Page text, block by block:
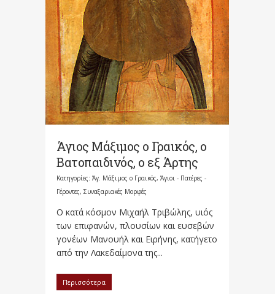
Άγιος Μάξιμος ο Γραικός, ο
Βατοπαιδινός, ο εξ Άρτης
Κατηγορίες: Άγ. Μάξιμος ο Γραικός, Άγιοι - Πατέρες -
Γέροντες, Συναξαριακές Μορφές
Ο κατά κόσμον Μιχαήλ Τριβώλης, υιός
των επιφανών, πλουσίων και ευσεβών
γονέων Μανουήλ και Ειρήνης, κατήγετο
από την Λακεδαίμονα της...
Περισσότερα